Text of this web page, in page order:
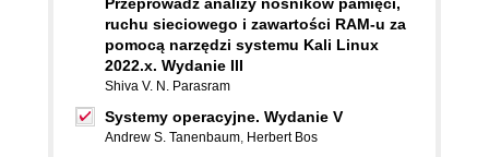
Przeprowadź analizy nośników pamięci,
ruchu sieciowego i zawartości RAM-u za
pomocą narzędzi systemu Kali Linux
2022.x. Wydanie III
Shiva V. N. Parasram
Systemy operacyjne. Wydanie V
Andrew S. Tanenbaum, Herbert Bos